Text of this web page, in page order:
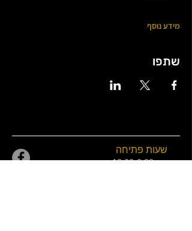
מידע נוסף
שתפו
שעות פתיחה
שני 18:00-0:00